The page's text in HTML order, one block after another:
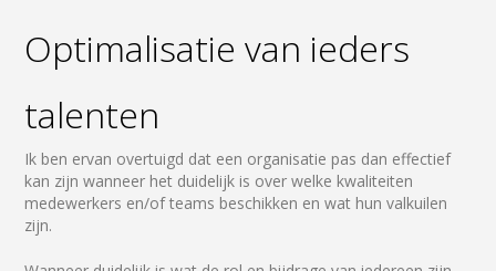
Optimalisatie van ieders
talenten
Ik ben ervan overtuigd dat een organisatie pas dan effectief
kan zijn wanneer het duidelijk is over welke kwaliteiten
medewerkers en/of teams beschikken en wat hun valkuilen
zijn.